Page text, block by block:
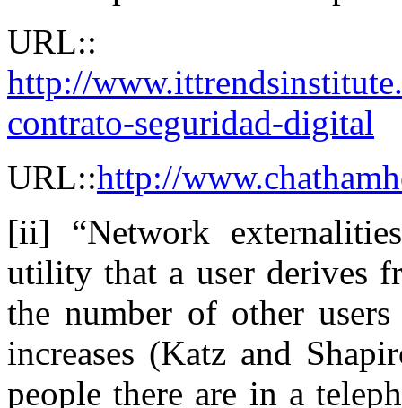
URL::
http://
contrato-seguridad-digital
URL::http://
[ii] “Network
utility that a user derives
the number of other
increases (Katz and
people there are in a